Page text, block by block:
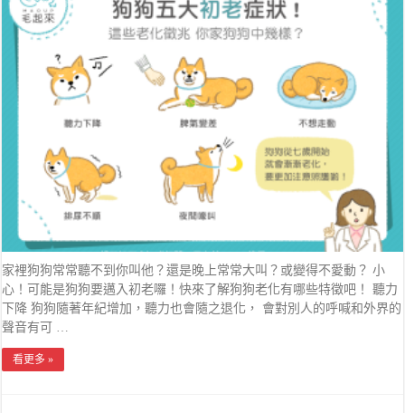
家裡狗狗常常聽不到你叫他？還是晚上常常大叫？或變得不愛動？ 小
心！可能是狗狗要邁入初老囉！快來了解狗狗老化有哪些特徵吧！ 聽力
下降 狗狗隨著年紀增加，聽力也會隨之退化， 會對別人的呼喊和外界的
聲音有可 …
看更多 »